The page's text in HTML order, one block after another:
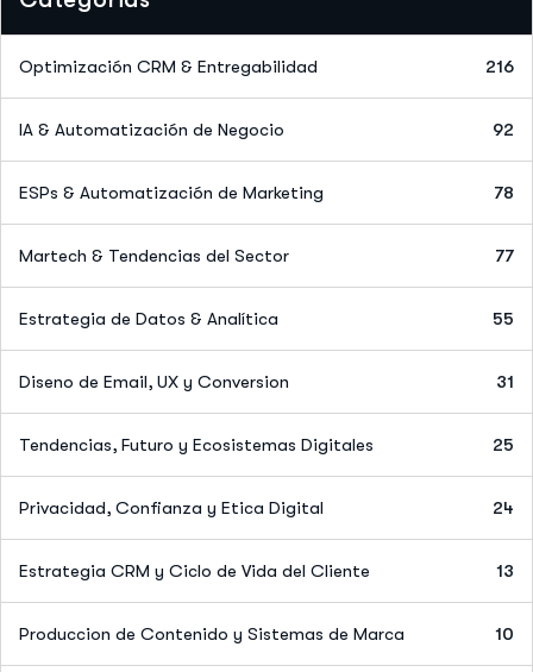
Optimización CRM & Entregabilidad 216
IA & Automatización de Negocio 92
ESPs & Automatización de Marketing 78
Martech & Tendencias del Sector 77
Estrategia de Datos & Analítica 55
Diseno de Email, UX y Conversion 31
Tendencias, Futuro y Ecosistemas Digitales 25
Privacidad, Confianza y Etica Digital 24
Estrategia CRM y Ciclo de Vida del Cliente 13
Produccion de Contenido y Sistemas de Marca 10